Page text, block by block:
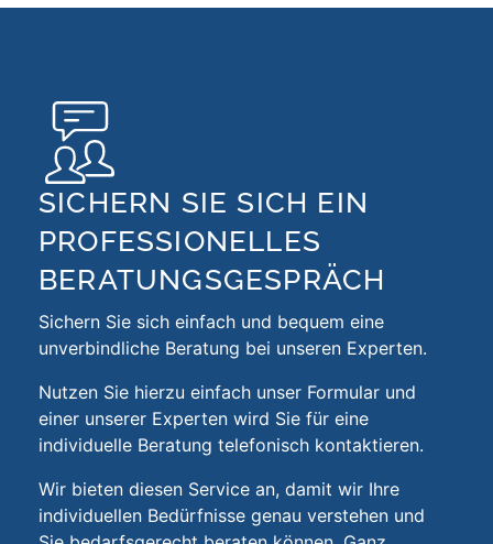
SICHERN SIE SICH EIN
PROFESSIONELLES
BERATUNGS­GESPRÄCH
Sichern Sie sich einfach und bequem eine
unverbindliche Beratung bei unseren Experten.
Nutzen Sie hierzu einfach unser Formular und
einer unserer Experten wird Sie für eine
individuelle Beratung telefonisch kontaktieren.
Wir bieten diesen Service an, damit wir Ihre
individuellen Bedürfnisse genau verstehen und